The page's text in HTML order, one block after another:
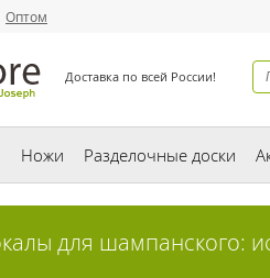
Оптом
Доставка по всей России!
Ножи Разделочные доски
для шампанского: